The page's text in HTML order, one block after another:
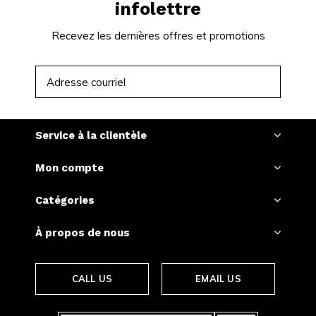
satisfaction rafraîchissante et éveillez vos sens avec
infolettre
Recevez les dernières offres et promotions
Service à la clientèle
Mon compte
Catégories
À propos de nous
CALL US EMAIL US